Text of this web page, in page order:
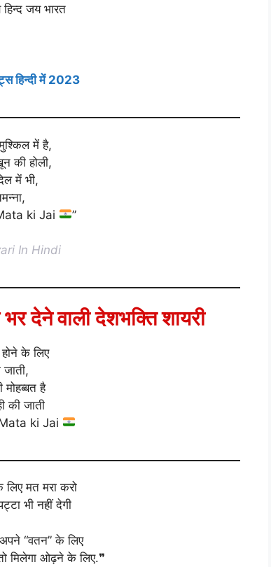
जय भारत
हिन्दी में 2023
में है,
की होली,
में भी,
ki Jai ”
In Hindi
देने वाली देशभक्ति शायरी
के लिए
है
की जाती
ki Jai
लिए मत मरा करो
भी नहीं देगी
अपने “वतन” के लिए
मिलेगा ओढ़ने के लिए.❞